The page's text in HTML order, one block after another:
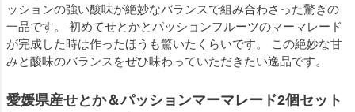
ッションの強い酸味が絶妙なバランスで組み合わさった驚きの
一品です。 初めてせとかとパッションフルーツのマーマレード
が完成した時は作ったほうも驚いたくらいです。 この絶妙な甘
みと酸味のバランスをぜひ味わっていただきたい逸品です。
愛媛県産せとか＆パッションマーマレード2個セット